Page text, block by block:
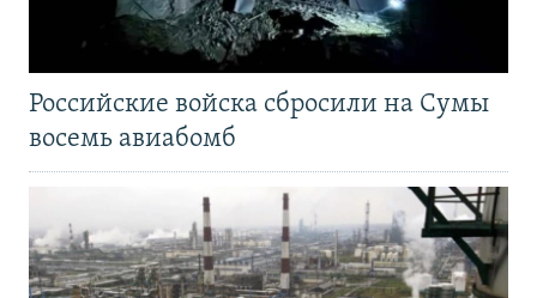
Российские войска сбросили на Сумы
восемь авиабомб